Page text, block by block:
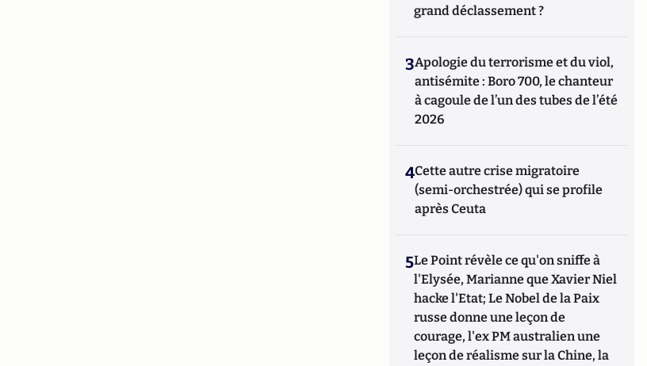
grand déclassement ?
3Apologie du terrorisme et du viol,
antisémite : Boro 700, le chanteur
à cagoule de l’un des tubes de l’été
2026
4Cette autre crise migratoire
(semi-orchestrée) qui se profile
après Ceuta
5Le Point révèle ce qu'on sniffe à
l'Elysée, Marianne que Xavier Niel
hacke l'Etat; Le Nobel de la Paix
russe donne une leçon de
courage, l'ex PM australien une
leçon de réalisme sur la Chine, la